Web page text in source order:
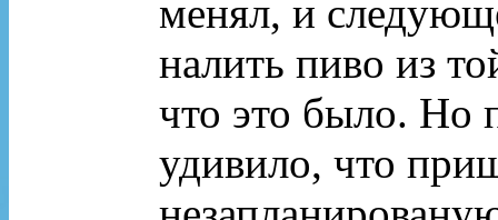
менял, и
налить пиво из
что это было. Но
удивило, что